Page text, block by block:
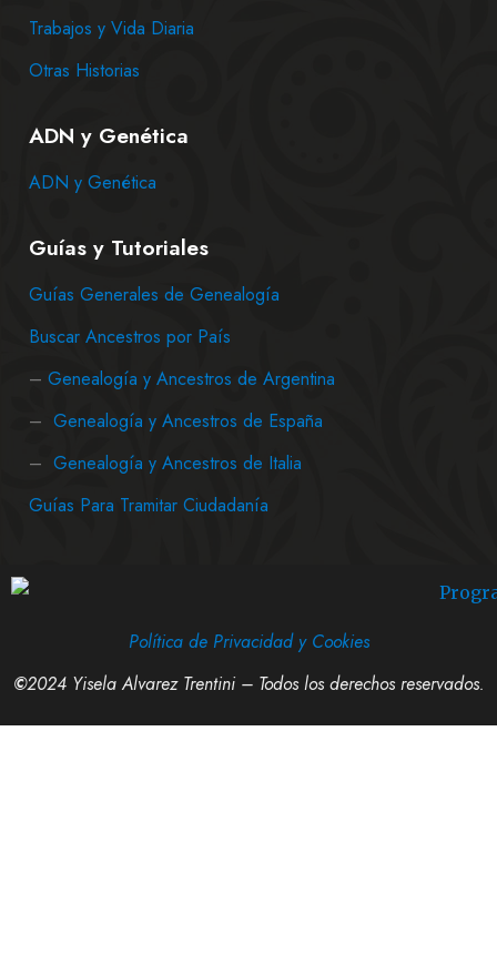
Trabajos y Vida Diaria
Otras Historias
ADN y Genética
ADN y Genética
Guías y Tutoriales
Guías Generales de Genealogía
Buscar Ancestros por País
– Genealogía y Ancestros de Argentina
– Genealogía y Ancestros de España
– Genealogía y Ancestros de Italia
Guías Para Tramitar Ciudadanía
Política de Privacidad y Cookies
©2024 Yisela Alvarez Trentini – Todos los derechos reservados.